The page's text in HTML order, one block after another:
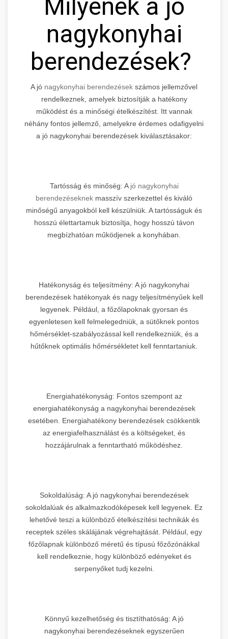
Milyenek a jó
nagykonyhai
berendezések?
A jó nagykonyhai berendezések számos jellemzővel
rendelkeznek, amelyek biztosítják a hatékony
működést és a minőségi ételkészítést. Itt vannak
néhány fontos jellemző, amelyekre érdemes odafigyelni
a jó nagykonyhai berendezések kiválasztásakor:
Tartósság és minőség: A jó nagykonyhai
berendezéseknek masszív szerkezettel és kiváló
minőségű anyagokból kell készülniük. A tartósságuk és
hosszú élettartamuk biztosítja, hogy hosszú távon
megbízhatóan működjenek a konyhában.
Hatékonyság és teljesítmény: A jó nagykonyhai
berendezések hatékonyak és nagy teljesítményűek kell
legyenek. Például, a főzőlapoknak gyorsan és
egyenletesen kell felmelegedniük, a sütőknek pontos
hőmérséklet-szabályozással kell rendelkezniük, és a
hűtőknek optimális hőmérsékletet kell fenntartaniuk.
Energiahatékonyság: Fontos szempont az
energiahatékonyság a nagykonyhai berendezések
esetében. Energiahatékony berendezések csökkentik
az energiafelhasználást és a költségeket, és
hozzájárulnak a fenntartható működéshez.
Sokoldalúság: A jó nagykonyhai berendezések
sokoldalúak és alkalmazkodóképesek kell legyenek. Ez
lehetővé teszi a különböző ételkészítési technikák és
receptek széles skálájának végrehajtását. Például, egy
főzőlapnak különböző méretű és típusú főzőzónákkal
kell rendelkeznie, hogy különböző edényeket és
serpenyőket tudj kezelni.
Könnyű kezelhetőség és tisztíthatóság: A jó
nagykonyhai berendezéseknek egyszerűen